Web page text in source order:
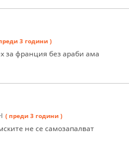
3 години )
за франция без араби ама
( преди 3 години )
не се самозапалват